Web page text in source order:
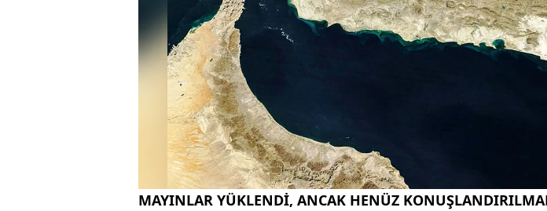
MAYINLAR YÜKLENDİ, ANCAK HENÜZ